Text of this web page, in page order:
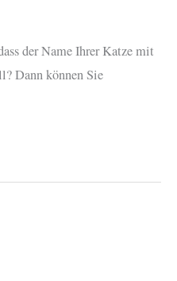
der Name Ihrer Katze mit
Dann können Sie